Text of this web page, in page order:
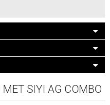
SIYI AG COMBO